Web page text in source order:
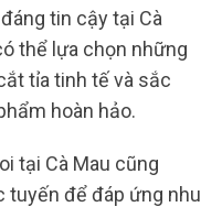
tin cậy tại Cà
thể lựa chọn những
tỉa tinh tế và sắc
hoàn hảo.
tại Cà Mau cũng
tuyến để đáp ứng nhu